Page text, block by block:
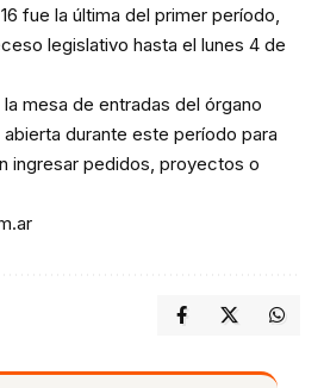
fue la última del primer período,
legislativo hasta el lunes 4 de
mesa de entradas del órgano
durante este período para
ingresar pedidos, proyectos o